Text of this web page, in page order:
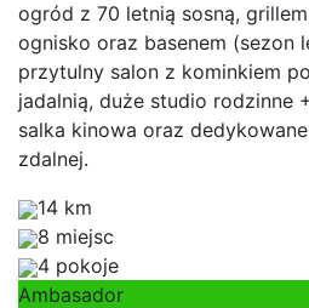
ogród z 70 letnią sosną,
ognisko oraz basenem (sezon
przytulny salon z kominkiem
jadalnią, duże studio rodzinne
salka kinowa oraz
zdalnej.
14 km
8 miejsc
4 pokoje
Ambasador